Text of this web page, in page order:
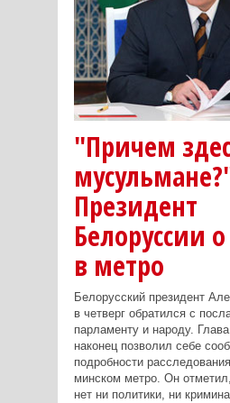
"Причем
Президент
Белоруссии
в метро
Белорусский президент
в четверг обратился с
парламенту и народу.
наконец позволил себе
подробности
минском метро. Он
нет ни политики, ни